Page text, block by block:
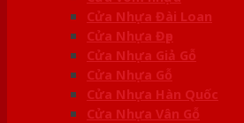
Cửa Nhựa Đài Loan
Cửa Nhựa Đẹp
Cửa Nhựa Giả Gỗ
Cửa Nhựa Gỗ
Cửa Nhựa Hàn Quốc
Cửa Nhựa Vân Gỗ